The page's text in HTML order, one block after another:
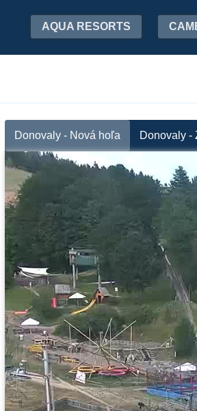
AQUA RESORTS
Donovaly - Nová hoľa Donovaly -